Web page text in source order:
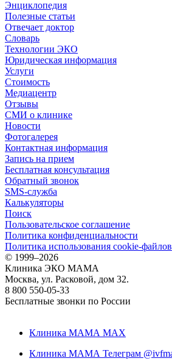
Энциклопедия
Полезные статьи
Отвечает доктор
Словарь
Технологии ЭКО
Юридическая информация
Услуги
Стоимость
Медиацентр
Отзывы
СМИ о клинике
Новости
Фотогалерея
Контактная информация
Запись на прием
Бесплатная консультация
Обратный звонок
SMS-служба
Калькуляторы
Поиск
Пользовательское соглашение
Политика конфиденциальности
Политика использования cookie-файлов
© 1999–2026
Клиника ЭКО МАМА
Москва, ул. Расковой, дом 32.
8 800 550-05-33
Бесплатные звонки по России
Клиника МАМА MAX
Клиника МАМА Телеграм